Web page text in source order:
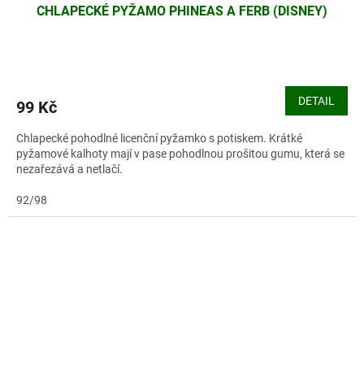
CHLAPECKÉ PYŽAMO PHINEAS A FERB (DISNEY)
99 Kč DETAIL
Chlapecké pohodlné licenční pyžamko s potiskem. Krátké
pyžamové kalhoty mají v pase pohodlnou prošitou gumu, která se
nezařezává a netlačí.
92/98